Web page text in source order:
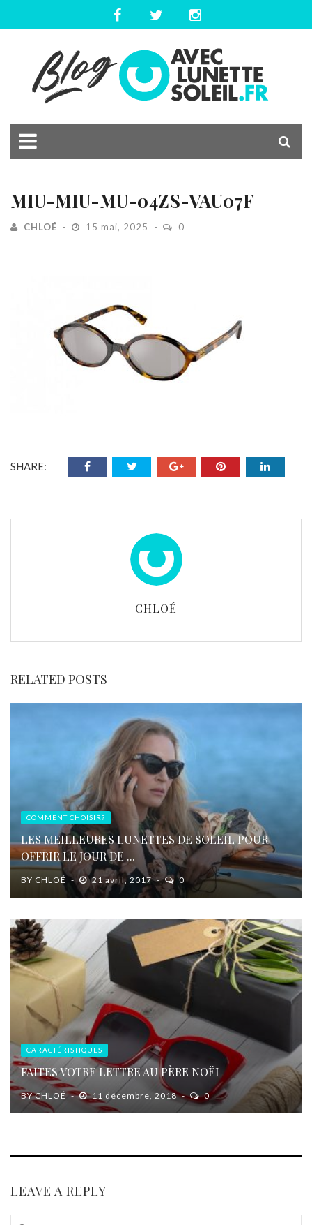
MIU-MIU-MU-04ZS-VAU07F
CHLOÉ 15 mai, 2025 0
SHARE:
CHLOÉ
RELATED POSTS
COMMENT CHOISIR?
LES MEILLEURES LUNETTES DE SOLEIL POUR
OFFRIR LE JOUR DE ...
BY CHLOÉ 21 avril, 2017 0
CARACTÉRISTIQUES
FAITES VOTRE LETTRE AU PÈRE NOËL
BYCHLOÉ 11 décembre, 2018 0
LEAVE A REPLY